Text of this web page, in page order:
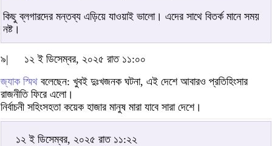
কিছু ব্লগারদের মন্তব্য এড়িয়ে যাওয়াই ভালো। এদের সাথে বিতর্ক মানে সময়
নষ্ট।
৯|
১২ ই ডিসেম্বর, ২০২৫ রাত ১১:০০
জ্যাক স্মিথ বলেছেন: খুবই দুঃখজনক ঘটনা, এই দেশে আবারও প্রতিহিংসার
রাজনীতি ফিরে এলো।
নির্বাচনী সহিংসহতা কয়েক হাজার মানুষ মারা যাবে সারা দেশে।
১২ ই ডিসেম্বর, ২০২৫ রাত ১১:২২